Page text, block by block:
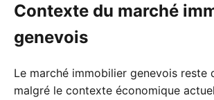
Contexte du marché
genevois
Le marché immobilier genevois reste
malgré le contexte économique